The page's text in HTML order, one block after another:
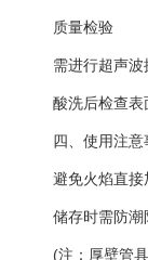
‌质量检验‌
需进行超声
酸洗后检查表
四、使用注意
避免火焰直
储存时需防潮
(注：厚壁管